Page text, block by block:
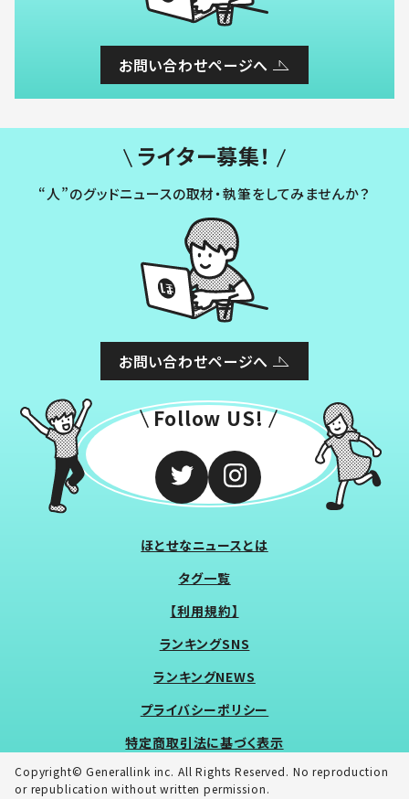
お問い合わせページへ
ライター募集！
“人”のグッドニュースの取材・執筆をしてみませんか？
お問い合わせページへ
Follow US!
ほとせなニュースとは
タグ一覧
【利用規約】
ランキングSNS
ランキングNEWS
プライバシーポリシー
特定商取引法に基づく表示
Copyright© Generallink inc. All Rights Reserved. No reproduction
or republication without written permission.